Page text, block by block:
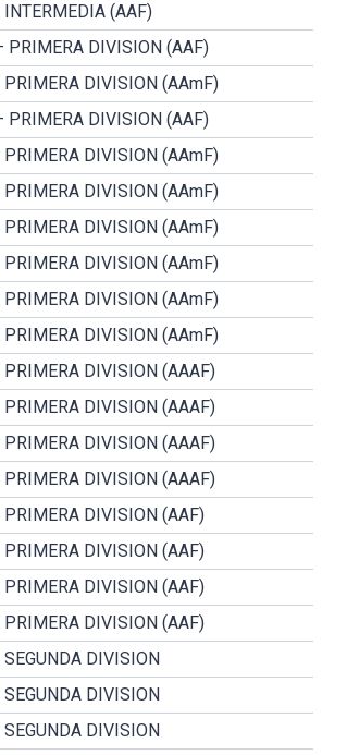
(AAF)
PRIMERA DIVISION (AAF)
DIVISION (AAmF)
PRIMERA DIVISION (AAF)
DIVISION (AAmF)
DIVISION (AAmF)
DIVISION (AAmF)
DIVISION (AAmF)
DIVISION (AAmF)
DIVISION (AAmF)
DIVISION (AAAF)
DIVISION (AAAF)
DIVISION (AAAF)
DIVISION (AAAF)
DIVISION (AAF)
DIVISION (AAF)
DIVISION (AAF)
DIVISION (AAF)
DIVISION
DIVISION
DIVISION